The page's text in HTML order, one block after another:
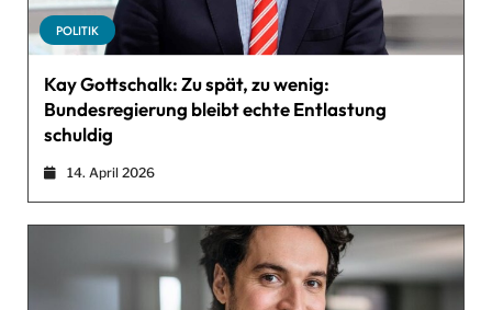
POLITIK
Kay Gottschalk: Zu spät, zu wenig:
Bundesregierung bleibt echte Entlastung
schuldig
14. April 2026